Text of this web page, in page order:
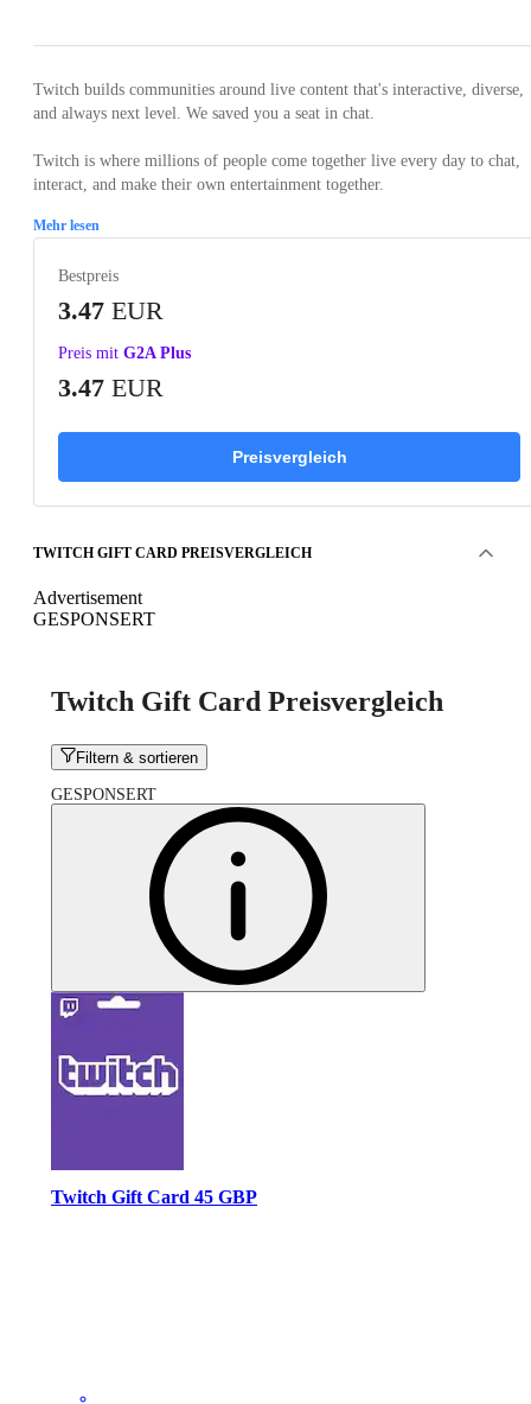
Twitch builds communities around live content that's interactive, diverse,
and always next level. We saved you a seat in chat.
Twitch is where millions of people come together live every day to chat,
interact, and make their own entertainment together.
Mehr lesen
Bestpreis
3.47 EUR
Preis mit G2A Plus
3.47 EUR
Preisvergleich
TWITCH GIFT CARD PREISVERGLEICH
Advertisement
GESPONSERT
Twitch Gift Card Preisvergleich
Filtern & sortieren
GESPONSERT
Twitch Gift Card 45 GBP